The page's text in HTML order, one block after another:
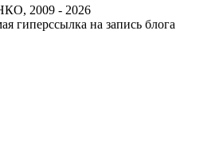
2009 - 2026
гиперссылка на запись блога